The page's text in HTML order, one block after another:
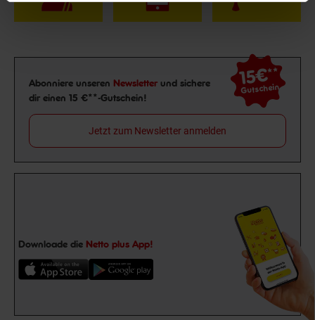
Newsletter Anmeldung
Abonniere unseren Newsletter und sichere
dir einen 15 €**-Gutschein!
15€**
Gutschein
Jetzt zum Newsletter anmelden
Downloade die Netto plus App!